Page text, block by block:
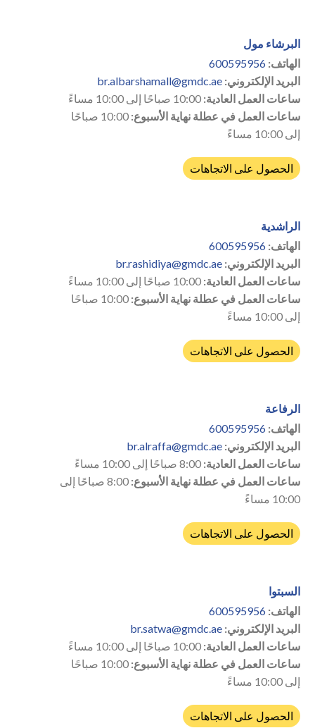
البرشاء مول
الهاتف: 600595956
البريد الإلكتروني: br.albarshamall@gmdc.ae
ساعات العمل العادية:
ساعات العمل في عطلة نهاية الأسبوع:
10:00 صباحًا
إلى 10:00 مساءً
الحصول على الاتجاهات
الراشدية
الهاتف: 600595956
البريد الإلكتروني: br.rashidiya@gmdc.ae
ساعات العمل العادية:
ساعات العمل في عطلة نهاية الأسبوع:
10:00 صباحًا
إلى 10:00 مساءً
الحصول على الاتجاهات
الرفاعة
الهاتف: 600595956
البريد الإلكتروني: br.alraffa@gmdc.ae
ساعات العمل العادية:
ساعات العمل في عطلة نهاية الأسبوع:
8:00 صباحًا إلى
10:00 مساءً
الحصول على الاتجاهات
السبتوا
الهاتف: 600595956
البريد الإلكتروني: br.satwa@gmdc.ae
ساعات العمل العادية:
ساعات العمل في عطلة نهاية الأسبوع:
10:00 صباحًا
إلى 10:00 مساءً
الحصول على الاتجاهات